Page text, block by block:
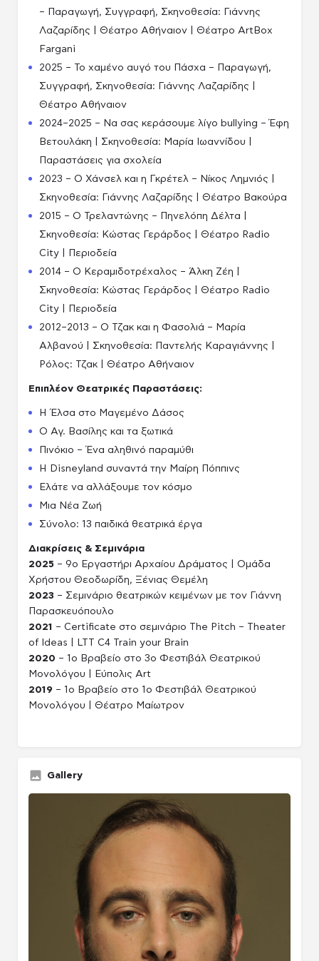
– Παραγωγή, Συγγραφή, Σκηνοθεσία: Γιάννης
Λαζαρίδης | Θέατρο Αθήναιον | Θέατρο ArtBox
Fargani
2025 – Το χαμένο αυγό του Πάσχα – Παραγωγή,
Συγγραφή, Σκηνοθεσία: Γιάννης Λαζαρίδης |
Θέατρο Αθήναιον
2024–2025 – Να σας κεράσουμε λίγο bullying – Έφη
Βετουλάκη | Σκηνοθεσία: Μαρία Ιωαννίδου |
Παραστάσεις για σχολεία
2023 – Ο Χάνσελ και η Γκρέτελ – Νίκος Λημνιός |
Σκηνοθεσία: Γιάννης Λαζαρίδης | Θέατρο Βακούρα
2015 – Ο Τρελαντώνης – Πηνελόπη Δέλτα |
Σκηνοθεσία: Κώστας Γεράρδος | Θέατρο Radio
City | Περιοδεία
2014 – Ο Κεραμιδοτρέχαλος – Άλκη Ζέη |
Σκηνοθεσία: Κώστας Γεράρδος | Θέατρο Radio
City | Περιοδεία
2012–2013 – Ο Τζακ και η Φασολιά – Μαρία
Αλβανού | Σκηνοθεσία: Παντελής Καραγιάννης |
Ρόλος: Τζακ | Θέατρο Αθήναιον
Επιπλέον Θεατρικές Παραστάσεις:
Η Έλσα στο Μαγεμένο Δάσος
Ο Αγ. Βασίλης και τα ξωτικά
Πινόκιο – Ένα αληθινό παραμύθι
Η Disneyland συναντά την Μαίρη Πόππινς
Ελάτε να αλλάξουμε τον κόσμο
Μια Νέα Ζωή
Σύνολο: 13 παιδικά θεατρικά έργα
Διακρίσεις & Σεμινάρια
2025 – 9ο Εργαστήρι Αρχαίου Δράματος | Ομάδα
Χρήστου Θεοδωρίδη, Ξένιας Θεμέλη
2023 – Σεμινάριο θεατρικών κειμένων με τον Γιάννη
Παρασκευόπουλο
2021
– Certificate στο σεμινάριο The Pitch – Theater
of Ideas | LTT C4 Train your Brain
2020 – 1ο Βραβείο στο 3ο Φεστιβάλ Θεατρικού
Μονολόγου | Εύπολις Art
2019 – 1ο Βραβείο στο 1ο Φεστιβάλ Θεατρικού
Μονολόγου | Θέατρο Μαίωτρον
Gallery